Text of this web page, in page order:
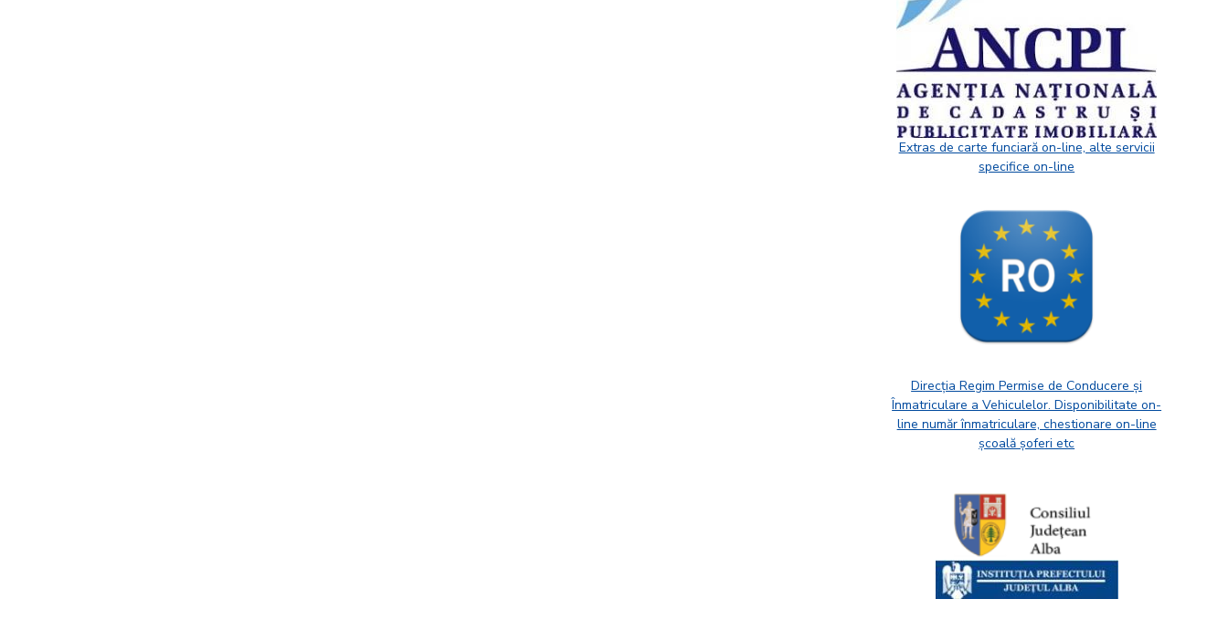
Extras de carte funciară on-line, alte servicii
specifice on-line
Direcția Regim Permise de Conducere și
Înmatriculare a Vehiculelor. Disponibilitate on-
line număr înmatriculare, chestionare on-line
școală șoferi etc